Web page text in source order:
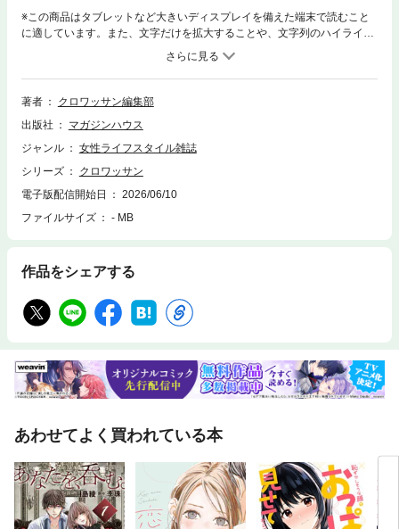
※この商品はタブレットなど大きいディスプレイを備えた端末で読むこと
に適しています。また、文字だけを拡大することや、文字列のハイライ
ト、検索、辞書の参照、引用などの機能が使用できません。※電子版で
は、紙の雑誌と内容が一部異なる場合や、掲載されないページや特別付録
が含まれない場合がございます。※本雑誌はカラーページを含みます。お
使いの端末によっては、一部読みづらい場合がございます。生活を楽しむ
生をどこで、誰と、どう生きていきたいか。その問いとじっくり向き合え
ば、理想の家も見えてくる。10年後も20年後も、笑顔でいられる住まいを
間。■いつでも人を呼べる家がこれからの人生には必要です。■ペットや植
物が健やかに育つ。互いにのびやかに共生するヒント。■料理がますます
楽しくなる。 好きの詰まった居心地のいい台所。■薪割り、山菜摘み、
月ひとしずく。 72歳ユーチューバーの森暮らし。■自宅でお店やサロ
的で暮らしやすい小さな家。■大切なものを収めながら愛でる。 暮らし
いう選択肢。■夫がずっと家にいる… こじれる前に見定めたい、夫婦の
心地いい距離感。
著者
クロワッサン編集部
出版社
マガジンハウス
ジャンル
女性ライフスタイル雑誌
シリーズ
クロワッサン
電子版配信開始日
2026/06/10
ファイルサイズ
- MB
作品をシェアする
あわせてよく買われている本